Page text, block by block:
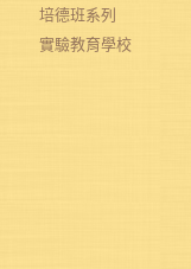
培德班系列
實驗教育學校